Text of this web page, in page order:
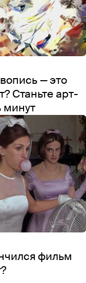
— это
Станьте арт-
минут
фильм